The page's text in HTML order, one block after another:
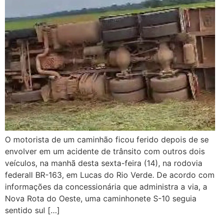
O motorista de um caminhão ficou ferido depois de se
envolver em um acidente de trânsito com outros dois
veículos, na manhã desta sexta-feira (14), na rodovia
federall BR-163, em Lucas do Rio Verde. De acordo com
informações da concessionária que administra a via, a
Nova Rota do Oeste, uma caminhonete S-10 seguia
sentido sul […]